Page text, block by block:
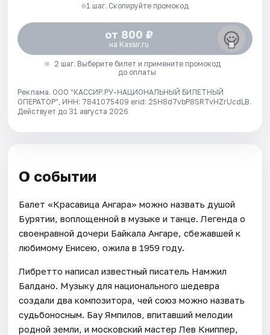
1 шаг. Скопируйте промокод
от 800 ₽
на Kassir.ru
2 шаг. Выберите билет и примените промокод
до оплаты
Реклама. ООО "КАССИР.РУ-НАЦИОНАЛЬНЫЙ БИЛЕТНЫЙ
ОПЕРАТОР", ИНН: 7841075409 erid: 25H8d7vbP8SRTvHZrUcdLB.
Действует до 31 августа 2026
О событии
Балет «Красавица Ангара» можно назвать душой
Бурятии, воплощенной в музыке и танце. Легенда о
своенравной дочери Байкала Ангаре, сбежавшей к
любимому Енисею, ожила в 1959 году.
Либретто написал известный писатель Намжил
Балдано. Музыку для национального шедевра
создали два композитора, чей союз можно назвать
судьбоносным. Бау Ямпилов, впитавший мелодии
родной земли, и московский мастер Лев Книппер,